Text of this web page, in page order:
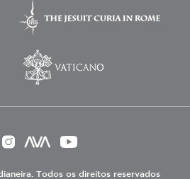
Todos os direitos reservados